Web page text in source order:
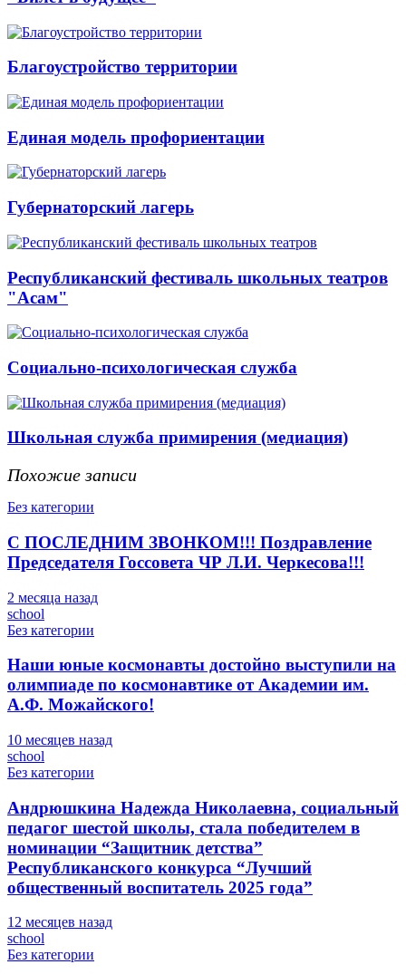
Благоустройство территории
Единая модель профориентации
Губернаторский лагерь
Республиканский фестиваль школьных театров
"Асам"
Социально-психологическая служба
Школьная служба примирения (медиация)
Похожие записи
Без категории
С ПОСЛЕДНИМ ЗВОНКОМ!!! Поздравление
Председателя Госсовета ЧР Л.И. Черкесова!!!
2 месяца назад
school
Без категории
Наши юные космонавты достойно выступили на
олимпиаде по космонавтике от Академии им.
А.Ф. Можайского!
10 месяцев назад
school
Без категории
Андрюшкина Надежда Николаевна, социальный
педагог шестой школы, стала победителем в
номинации “Защитник детства”
Республиканского конкурса “Лучший
общественный воспитатель 2025 года”
12 месяцев назад
school
Без категории